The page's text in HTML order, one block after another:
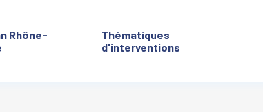
Rhône-
Thématiques
d'interventions